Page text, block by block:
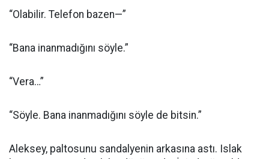
“Olabilir. Telefon bazen—”
“Bana inanmadığını söyle.”
“Vera…”
“Söyle. Bana inanmadığını söyle de bitsin.”
Aleksey, paltosunu sandalyenin arkasına astı. Islak